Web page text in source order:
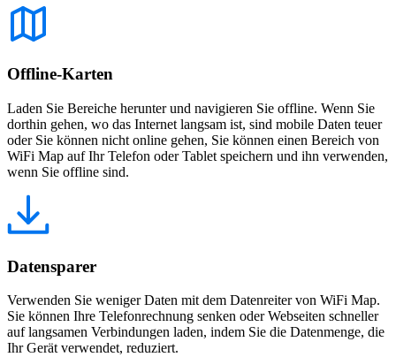
Offline-Karten
Laden Sie Bereiche herunter und navigieren Sie offline. Wenn Sie
dorthin gehen, wo das Internet langsam ist, sind mobile Daten teuer
oder Sie können nicht online gehen, Sie können einen Bereich von
WiFi Map auf Ihr Telefon oder Tablet speichern und ihn verwenden,
wenn Sie offline sind.
Datensparer
Verwenden Sie weniger Daten mit dem Datenreiter von WiFi Map.
Sie können Ihre Telefonrechnung senken oder Webseiten schneller
auf langsamen Verbindungen laden, indem Sie die Datenmenge, die
Ihr Gerät verwendet, reduziert.